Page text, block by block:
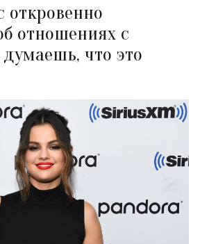
откровенно
отношениях с
что это